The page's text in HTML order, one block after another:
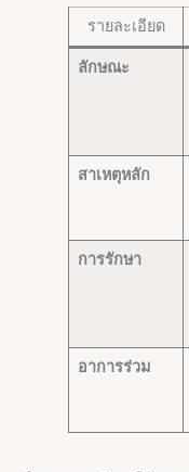
รายละเอียด
ลักษณะ
สาเหตุหลัก
การรักษา
อาการร่วม